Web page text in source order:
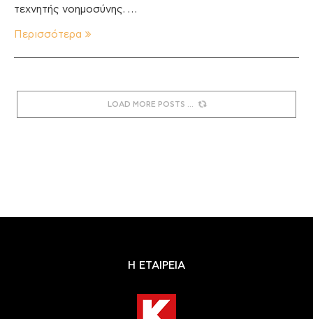
τεχνητής νοημοσύνης. …
Περισσότερα
LOAD MORE POSTS
Η ΕΤΑΙΡΕΙΑ